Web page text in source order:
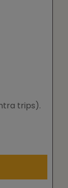
trips).